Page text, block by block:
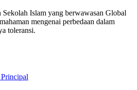
Islam yang berwawasan Global
mengenai perbedaan dalam
toleransi.